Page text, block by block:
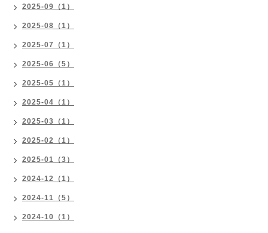
2025-09（1）
2025-08（1）
2025-07（1）
2025-06（5）
2025-05（1）
2025-04（1）
2025-03（1）
2025-02（1）
2025-01（3）
2024-12（1）
2024-11（5）
2024-10（1）